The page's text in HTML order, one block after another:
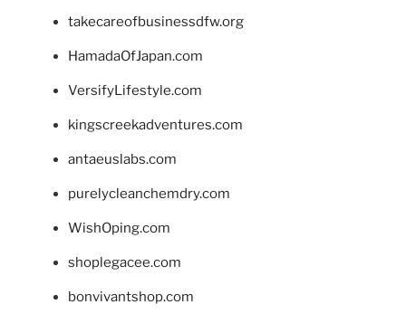
takecareofbusinessdfw.org
HamadaOfJapan.com
VersifyLifestyle.com
kingscreekadventures.com
antaeuslabs.com
purelycleanchemdry.com
WishOping.com
shoplegacee.com
bonvivantshop.com